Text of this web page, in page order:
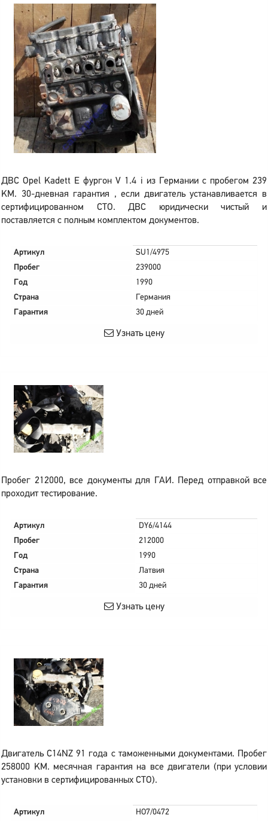
ДВС Opel Kadett E фургон V 1.4 i из Германии с пробегом 239
KM. 30-дневная гарантия , если двигатель устанавливается в
сертифицированном СТО. ДВС юридически чистый и
поставляется с полным комплектом документов.
Артикул
SU1/4975
Пробег
239000
Год
1990
Страна
Германия
Гарантия
30 дней
Узнать цену
Пробег 212000, все документы для ГАИ. Перед отправкой все
проходит тестирование.
Артикул
DY6/4144
Пробег
212000
Год
1990
Страна
Латвия
Гарантия
30 дней
Узнать цену
Двигатель C14NZ 91 года с таможенными документами. Пробег
258000 KM. месячная гарантия на все двигатели (при условии
установки в сертифицированных СТО).
Артикул
HO7/0472